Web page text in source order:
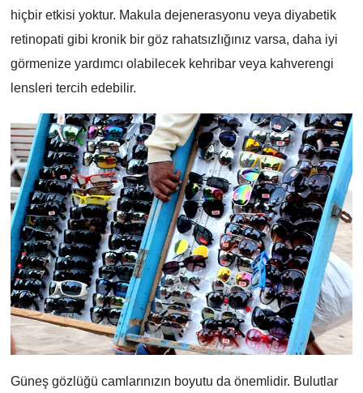
hiçbir etkisi yoktur. Makula dejenerasyonu veya diyabetik
retinopati gibi kronik bir göz rahatsızlığınız varsa, daha iyi
görmenize yardımcı olabilecek kehribar veya kahverengi
lensleri tercih edebilir.
Güneş gözlüğü camlarınızın boyutu da önemlidir. Bulutlar